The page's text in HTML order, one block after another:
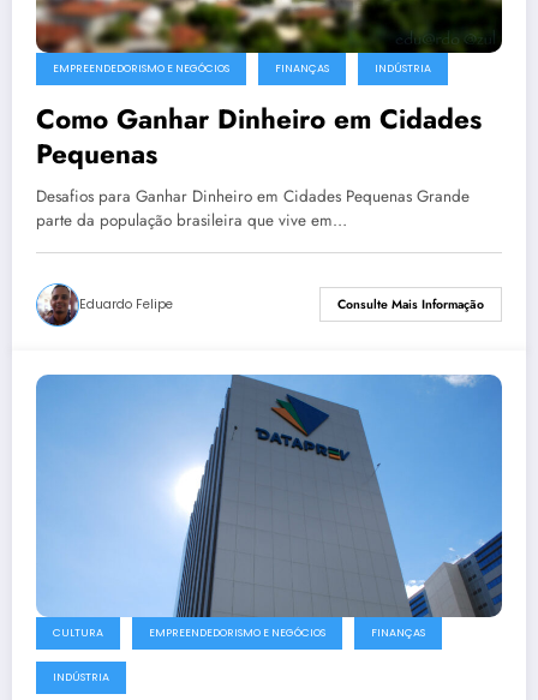
EMPREENDEDORISMO E NEGÓCIOS FINANÇAS INDÚSTRIA
Como Ganhar Dinheiro em Cidades
Pequenas
Desafios para Ganhar Dinheiro em Cidades Pequenas Grande
parte da população brasileira que vive em…
Eduardo Felipe Consulte Mais Informação
CULTURA EMPREENDEDORISMO E NEGÓCIOS FINANÇAS
INDÚSTRIA